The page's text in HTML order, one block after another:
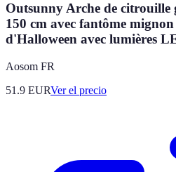
Outsunny Arche de citrouille
150 cm avec fantôme
d'Halloween avec lumières
Aosom FR
51.9 EURVer el precio